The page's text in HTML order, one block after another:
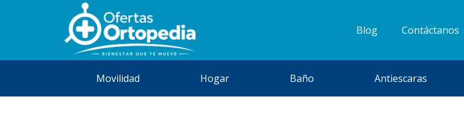
Blog Contáctanos
Movilidad Hogar Baño Antiescaras